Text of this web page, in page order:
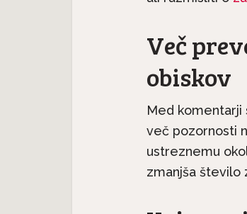
Več
obiskov
Med komentarji
več pozornosti
ustreznemu
zmanjša število